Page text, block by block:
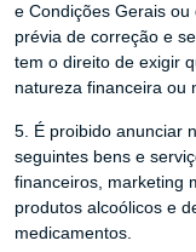
e Condições Gerais
prévia de correção e
tem o direito de exigir
natureza financeira ou
5. É proibido anunciar
seguintes bens e
financeiros, marketing
produtos alcoólicos e
medicamentos.